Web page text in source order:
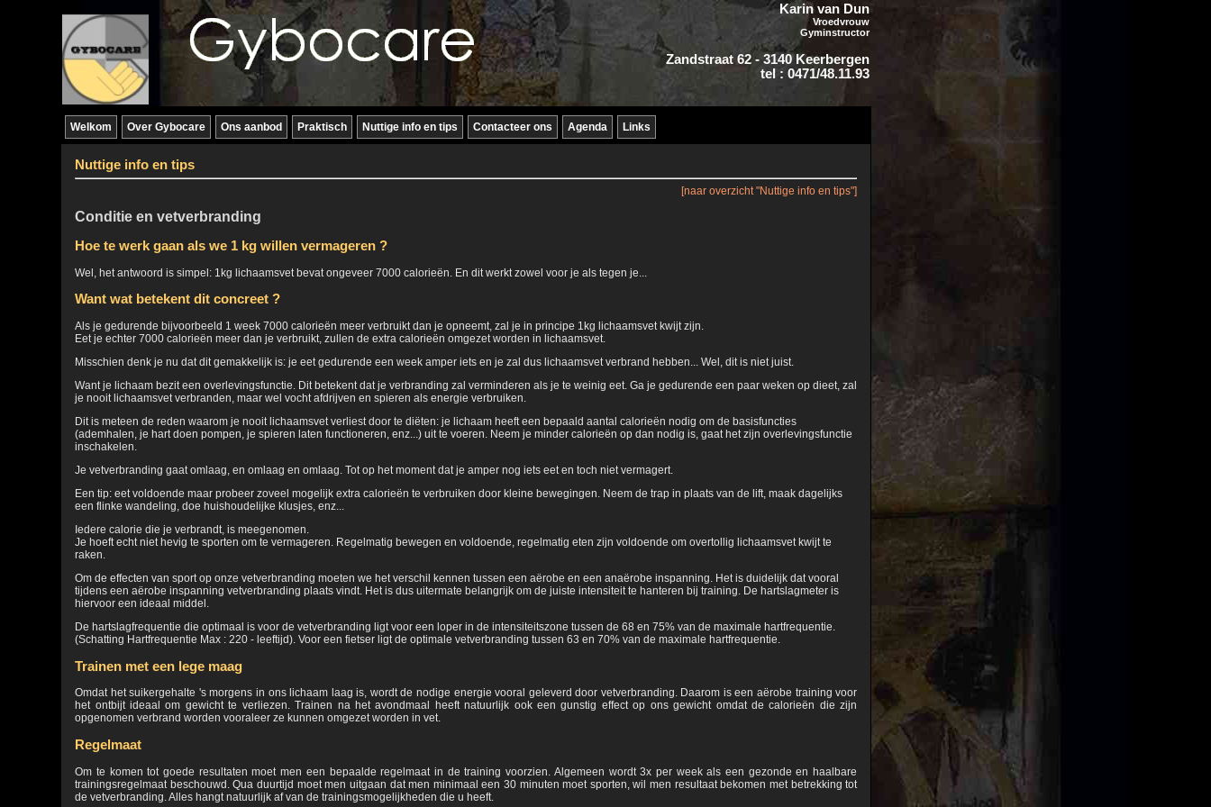
Karin van Dun
Vroedvrouw
Gyminstructor
Zandstraat 62 - 3140 Keerbergen
tel : 0471/48.11.93
Welkom Over Gybocare Ons aanbod Praktisch Nuttige info en tips Contacteer ons Agenda Links
Nuttige info en tips
[naar overzicht "Nuttige info en tips"]
Conditie en vetverbranding
Hoe te werk gaan als we 1 kg willen vermageren ?
Wel, het antwoord is simpel: 1kg lichaamsvet bevat ongeveer 7000 calorieën. En dit werkt zowel voor je als tegen je...
Want wat betekent dit concreet ?
Als je gedurende bijvoorbeeld 1 week 7000 calorieën meer verbruikt dan je opneemt, zal je in principe 1kg lichaamsvet kwijt zijn.
Eet je echter 7000 calorieën meer dan je verbruikt, zullen de extra calorieën omgezet worden in lichaamsvet.
Misschien denk je nu dat dit gemakkelijk is: je eet gedurende een week amper iets en je zal dus lichaamsvet verbrand hebben... Wel, dit is niet juist.
Want je lichaam bezit een overlevingsfunctie. Dit betekent dat je verbranding zal verminderen als je te weinig eet. Ga je gedurende een paar weken op dieet, zal
je nooit lichaamsvet verbranden, maar wel vocht afdrijven en spieren als energie verbruiken.
Dit is meteen de reden waarom je nooit lichaamsvet verliest door te diëten: je lichaam heeft een bepaald aantal calorieën nodig om de basisfuncties
(ademhalen, je hart doen pompen, je spieren laten functioneren, enz...) uit te voeren. Neem je minder calorieën op dan nodig is, gaat het zijn overlevingsfunctie
inschakelen.
Je vetverbranding gaat omlaag, en omlaag en omlaag. Tot op het moment dat je amper nog iets eet en toch niet vermagert.
Een tip: eet voldoende maar probeer zoveel mogelijk extra calorieën te verbruiken door kleine bewegingen. Neem de trap in plaats van de lift, maak dagelijks
een flinke wandeling, doe huishoudelijke klusjes, enz...
Iedere calorie die je verbrandt, is meegenomen.
Je hoeft echt niet hevig te sporten om te vermageren. Regelmatig bewegen en voldoende, regelmatig eten zijn voldoende om overtollig lichaamsvet kwijt te
raken.
Om de effecten van sport op onze vetverbranding moeten we het verschil kennen tussen een aërobe en een anaërobe inspanning. Het is duidelijk dat vooral
tijdens een aërobe inspanning vetverbranding plaats vindt. Het is dus uitermate belangrijk om de juiste intensiteit te hanteren bij training. De hartslagmeter is
hiervoor een ideaal middel.
De hartslagfrequentie die optimaal is voor de vetverbranding ligt voor een loper in de intensiteitszone tussen de 68 en 75% van de maximale hartfrequentie.
(Schatting Hartfrequentie Max : 220 - leeftijd). Voor een fietser ligt de optimale vetverbranding tussen 63 en 70% van de maximale hartfrequentie.
Trainen met een lege maag
Omdat het suikergehalte 's morgens in ons lichaam laag is, wordt de nodige energie vooral geleverd door vetverbranding. Daarom is een aërobe training voor
het ontbijt ideaal om gewicht te verliezen. Trainen na het avondmaal heeft natuurlijk ook een gunstig effect op ons gewicht omdat de calorieën die zijn
opgenomen verbrand worden vooraleer ze kunnen omgezet worden in vet.
Regelmaat
Om te komen tot goede resultaten moet men een bepaalde regelmaat in de training voorzien. Algemeen wordt 3x per week als een gezonde en haalbare
trainingsregelmaat beschouwd. Qua duurtijd moet men uitgaan dat men minimaal een 30 minuten moet sporten, wil men resultaat bekomen met betrekking tot
de vetverbranding. Alles hangt natuurlijk af van de trainingsmogelijkheden die u heeft.